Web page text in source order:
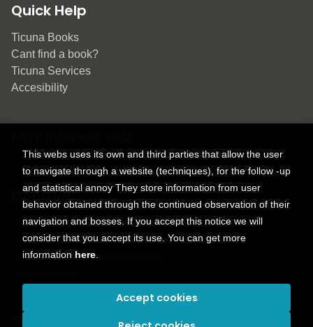
Quick Help
Ticuna Books
Cant find a book?
Ticuna Services
Accesibility
Contact
9150 Tahoma St.
+1 614-707-9934
contactus@ticunabooks.com
. All rights reserved |
This webs uses its own and third parties that allow the user
to navigate through a website (techniques), for the follow -up
and statistical annoy They store information from user
behavior obtained through the continued observation of their
navigation and bosses. If you accept this notice we will
consider that you accept its use. You can get more
information here
Accept cookies